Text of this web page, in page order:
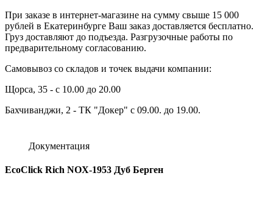
При заказе в интернет-магазине на сумму свыше 15 000
рублей в Екатеринбурге Ваш заказ доставляется бесплатно.
Груз доставляют до подъезда. Разгрузочные работы по
предварительному согласованию.
Самовывоз со складов и точек выдачи компании:
Щорса, 35 - с 10.00 до 20.00
Бахчиванджи, 2 - ТК "Докер" с 09.00. до 19.00.
Документация
EcoClick Rich NOX-1953 Дуб Берген